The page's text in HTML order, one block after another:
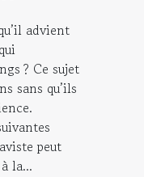
advient
? Ce sujet
sans qu’ils
peut
la...